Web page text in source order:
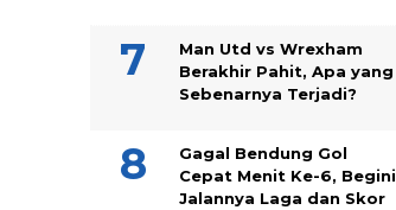
Man Utd vs Wrexham
Berakhir Pahit, Apa yang
Sebenarnya Terjadi?
Gagal Bendung Gol
Cepat Menit Ke-6, Begini
Jalannya Laga dan Skor